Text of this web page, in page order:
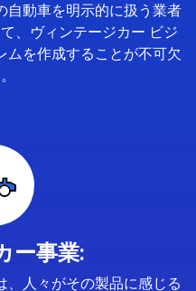
自動車を明示的に扱う業者
、ヴィンテージカー ビジ
ムを作成することが不可欠
ー事業:
、人々がその製品に感じる